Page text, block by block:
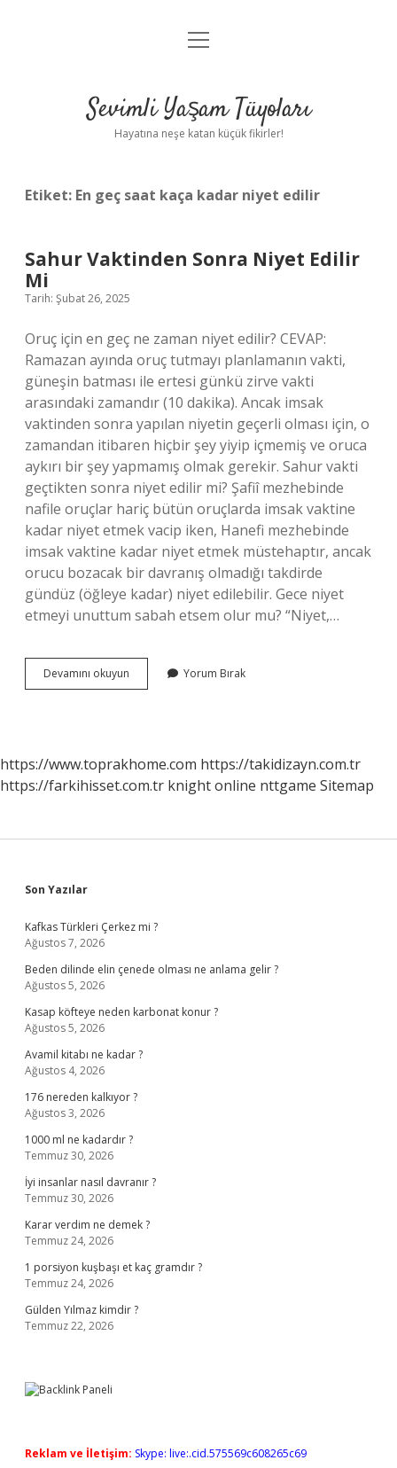
Anasayfa
Yasal Uyarı
menüyü
Sevimli Yaşam Tüyoları
Hayatına neşe katan küçük fikirler!
Etiket: En geç saat kaça kadar niyet edilir
Sahur Vaktinden Sonra Niyet Edilir
Mi
Tarih: Şubat 26, 2025
Oruç için en geç ne zaman niyet edilir? CEVAP:
Ramazan ayında oruç tutmayı planlamanın vakti,
güneşin batması ile ertesi günkü zirve vakti
arasındaki zamandır (10 dakika). Ancak imsak
vaktinden sonra yapılan niyetin geçerli olması için, o
zamandan itibaren hiçbir şey yiyip içmemiş ve oruca
aykırı bir şey yapmamış olmak gerekir. Sahur vakti
geçtikten sonra niyet edilir mi? Şafiî mezhebinde
nafile oruçlar hariç bütün oruçlarda imsak vaktine
kadar niyet etmek vacip iken, Hanefi mezhebinde
imsak vaktine kadar niyet etmek müstehaptır, ancak
orucu bozacak bir davranış olmadığı takdirde
gündüz (öğleye kadar) niyet edilebilir. Gece niyet
etmeyi unuttum sabah etsem olur mu? “Niyet,…
Devamını okuyun
Vaktinden
Yorum Bırak
https://www.toprakhome.com https://takidizayn.com.tr
https://farkihisset.com.tr knight online nttgame Sitemap
Sidebar
Son Yazılar
Kafkas Türkleri Çerkez mi ?
Ağustos 7, 2026
Beden dilinde elin çenede olması ne anlama gelir ?
Ağustos 5, 2026
Kasap köfteye neden karbonat konur ?
Ağustos 5, 2026
Avamil kitabı ne kadar ?
Ağustos 4, 2026
176 nereden kalkıyor ?
Ağustos 3, 2026
1000 ml ne kadardır ?
Temmuz 30, 2026
İyi insanlar nasıl davranır ?
Temmuz 30, 2026
Karar verdim ne demek ?
Temmuz 24, 2026
1 porsiyon kuşbaşı et kaç gramdır ?
Temmuz 24, 2026
Gülden Yılmaz kimdir ?
Temmuz 22, 2026
Reklam ve İletişim: Skype: live:.cid.575569c608265c69